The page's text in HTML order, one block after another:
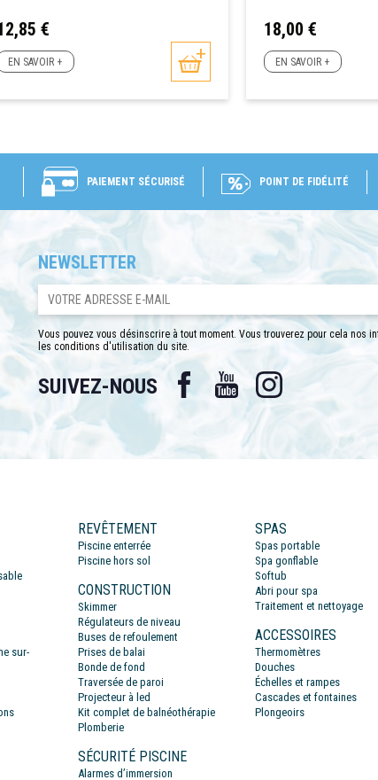
€
EN SAVOIR +
Prix
18,00 €
EN SAVOIR +
PAIEMENT SÉCURISÉ POINT DE FIDÉLITÉ
NEWSLETTER
Vous pouvez vous désinscrire à tout moment. Vous trouverez pour cela nos
les conditions d'utilisation du site.
SUIVEZ-NOUS Facebook YouTube
sur-
REVÊTEMENT
Piscine enterrée
Piscine hors sol
CONSTRUCTION
Skimmer
Régulateurs de niveau
Buses de refoulement
Prises de balai
Bonde de fond
Traversée de paroi
Projecteur à led
Kit complet de balnéothérapie
Plomberie
SÉCURITÉ PISCINE
Alarmes d’immersion
SPAS
Spas portable
Spa gonflable
Softub
Abri pour spa
Traitement et nettoyage
ACCESSOIRES
Thermomètres
Douches
Échelles et rampes
Cascades et fontaines
Plongeoirs